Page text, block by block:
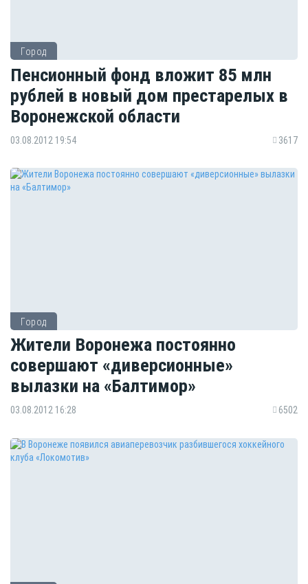
Город
Пенсионный фонд вложит 85 млн
рублей в новый дом престарелых в
Воронежской области
03.08.2012 19:54 3617
Город
Жители Воронежа постоянно
совершают «диверсионные»
вылазки на «Балтимор»
03.08.2012 16:28 6502